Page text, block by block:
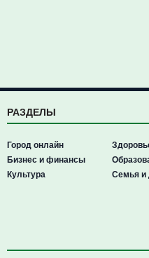
РАЗДЕЛЫ
Город онлайн
Бизнес и финансы
Культура
Семья и